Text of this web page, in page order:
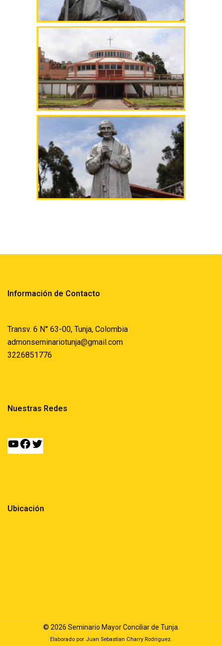
Información de Contacto
Transv. 6 N° 63-00, Tunja, Colombia
admonseminariotunja@gmail.com
3226851776
Nuestras Redes
Ubicación
© 2026 Seminario Mayor Conciliar de Tunja.
Elaborado por Juan Sebastian Charry Rodriguez.